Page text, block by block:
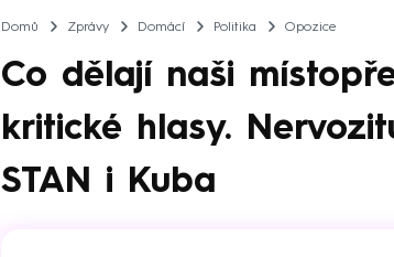
Domů Zprávy Domácí Politika Opozice
Co dělají naši
kritické hlasy.
STAN i Kuba